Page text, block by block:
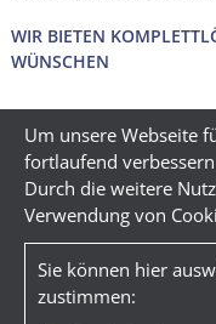
WIR BIETEN
WÜNSCHEN
Um unsere Webseite
fortlaufend
Durch die weitere
Verwendung von
Sie können hier
zustimmen: